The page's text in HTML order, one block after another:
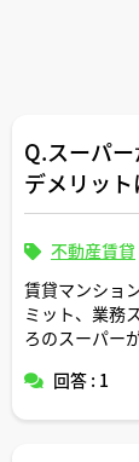
Q.スーパ
デメリット
不動産賃貸
賃貸マンショ
ミット、業務
ろのスーパー
回答 : 1